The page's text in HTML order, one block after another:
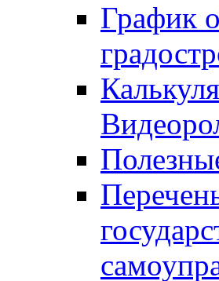
График